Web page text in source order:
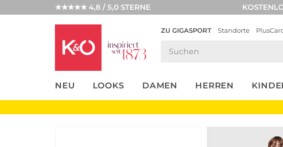
★★★★★ 4,8 / 5,0 STERNE
ZU GIGASPORT Standorte
NEU LOOKS DAMEN HERREN
UNSERE APP
CLICK &